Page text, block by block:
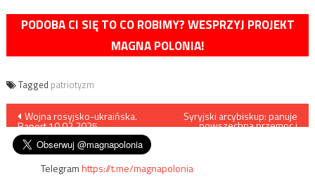
PODOBA CI SIĘ TO CO ROBIMY? WESPRZYJ PROJEKT
MAGNA POLONIA!
Tagged patriotyzm
Nawigacja
wpisu
Wojna rosyjsko-ukraińska.
Raport 10.02.2025
Syryjski arcybiskup: panuje
powszechna przemoc i
Telegramhttps://t.me/magnapolonia